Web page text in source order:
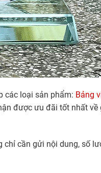
các loại sản phẩm: Bảng
được ưu đãi tốt nhất
cần gửi nội dung, số